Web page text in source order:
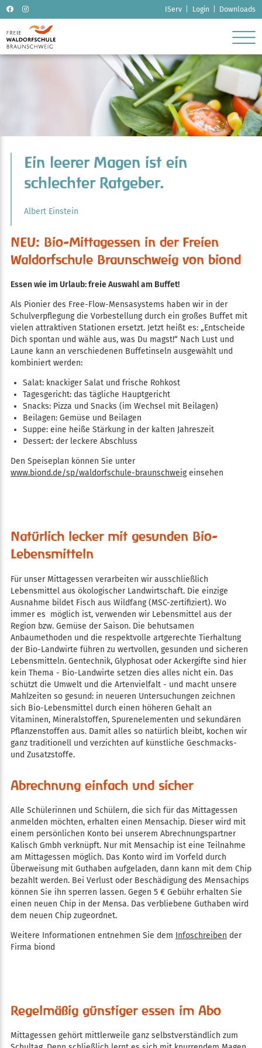
überspringen
IServ Login Downloads
Ein leerer Magen ist ein
schlechter Ratgeber.
Albert Einstein
NEU: Bio-Mittagessen in der Freien
Waldorfschule Braunschweig von biond
Essen wie im Urlaub: freie Auswahl am Buffet!
Als Pionier des Free-Flow-Mensasystems haben wir in der
Schulverpflegung die Vorbestellung durch ein großes Buffet mit
vielen attraktiven Stationen ersetzt. Jetzt heißt es: „Entscheide
Dich spontan und wähle aus, was Du magst!“ Nach Lust und
Laune kann an verschiedenen Buffetinseln ausgewählt und
kombiniert werden:
Salat: knackiger Salat und frische Rohkost
Tagesgericht: das tägliche Hauptgericht
Snacks: Pizza und Snacks (im Wechsel mit Beilagen)
Beilagen: Gemüse und Beilagen
Suppe: eine heiße Stärkung in der kalten Jahreszeit
Dessert: der leckere Abschluss
Den Speiseplan können Sie unter
www.biond.de/sp/waldorfschule-braunschweigeinsehen
Natürlich lecker mit gesunden Bio-
Lebensmitteln
Für unser Mittagessen verarbeiten wir ausschließlich
Lebensmittel aus ökologischer Landwirtschaft. Die einzige
Ausnahme bildet Fisch aus Wildfang (MSC-zertifiziert). Wo
immer es möglich ist, verwenden wir Lebensmittel aus der
Region bzw. Gemüse der Saison. Die behutsamen
Anbaumethoden und die respektvolle artgerechte Tierhaltung
der Bio-Landwirte führen zu wertvollen, gesunden und sicheren
Lebensmitteln. Gentechnik, Glyphosat oder Ackergifte sind hier
kein Thema - Bio-Landwirte setzen dies alles nicht ein. Das
schützt die Umwelt und die Artenvielfalt - und macht unsere
Mahlzeiten so gesund: in neueren Untersuchungen zeichnen
sich Bio-Lebensmittel durch einen höheren Gehalt an
Vitaminen, Mineralstoffen, Spurenelementen und sekundären
Pflanzenstoffen aus. Damit alles so natürlich bleibt, kochen wir
ganz traditionell und verzichten auf künstliche Geschmacks-
und Zusatzstoffe.
Abrechnung einfach und sicher
Alle Schülerinnen und Schülern, die sich für das Mittagessen
anmelden möchten, erhalten einen Mensachip. Dieser wird mit
einem persönlichen Konto bei unserem Abrechnungspartner
Kalisch Gmbh verknüpft. Nur mit Mensachip ist eine Teilnahme
am Mittagessen möglich. Das Konto wird im Vorfeld durch
Überweisung mit Guthaben aufgeladen, dann kann mit dem Chip
bezahlt werden. Bei Verlust oder Beschädigung des Mensachips
können Sie ihn sperren lassen. Gegen 5 € Gebühr erhalten Sie
einen neuen Chip in der Mensa. Das verbliebene Guthaben wird
dem neuen Chip zugeordnet.
Weitere Informationen entnehmen Sie dem Infoschreiben der
Firma biond
Regelmäßig günstiger essen im Abo
Mittagessen gehört mittlerweile ganz selbstverständlich zum